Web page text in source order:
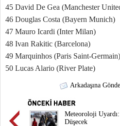
45 David De Gea (Manchester
46 Douglas Costa (Bayern Munich)
47 Mauro Icardi (Inter Milan)
48 Ivan Rakitic (Barcelona)
49 Marquinhos (Paris Saint-Germain)
50 Lucas Alario (River Plate)
Arkadaşına
Meteoroloji Uyardı:
Düşecek